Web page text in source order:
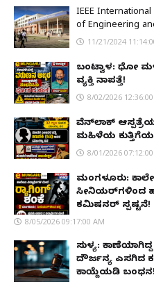
IEEE
of Engineering
11/21/2024
ಬಂಟ್ವಾಳ: ಧೋ
ವ್ಯಕ್ತಿ ನಾಪತ್ತೆ!
8/02/2026
ವೆನ್‌ಲಾಕ್
ಮಹಿಳೆಯ
8/01/2026
ಮಂಗಳೂರು:
ಸೀನಿಯರ್‌ಗಳಿಂದ
ಕಮಿಷನರ್ ಸ್ಪಷ್ಟನೆ!
8/05/2026 09:17:00 AM
ಸುಳ್ಯ:
ದೌರ್ಜನ್ಯ ಎಸಗಿದ
ಕಾಯ್ದೆಯಡಿ ಬಂಧನ!